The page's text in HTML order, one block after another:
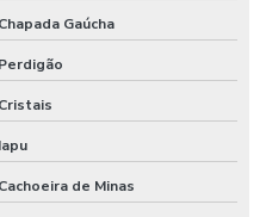
Chapada Gaúcha
Perdigão
Cristais
Iapu
Cachoeira de Minas